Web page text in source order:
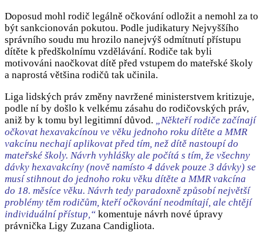
Doposud mohl rodič legálně očkování odložit a nemohl za to
být sankcionován pokutou. Podle judikatury Nejvyššího
správního soudu mu hrozilo nanejvýš odmítnutí přístupu
dítěte k předškolnímu vzdělávání. Rodiče tak byli
motivováni naočkovat dítě před vstupem do mateřské školy
a naprostá většina rodičů tak učinila.
Liga lidských práv změny navržené ministerstvem kritizuje,
podle ní by došlo k velkému zásahu do rodičovských práv,
aniž by k tomu byl legitimní důvod.
„Někteří rodiče začínají
očkovat hexavakcínou ve věku jednoho roku dítěte a MMR
vakcínu nechají aplikovat před tím, než dítě nastoupí do
mateřské školy. Návrh vyhlášky ale počítá s tím, že všechny
dávky hexavakcíny (nově namísto 4 dávek pouze 3 dávky) se
musí stihnout do jednoho roku věku dítěte a MMR vakcína
do 18. měsíce věku. Návrh tedy paradoxně způsobí největší
problémy těm rodičům, kteří očkování neodmítají, ale chtějí
individuální přístup,“ komentuje návrh nové úpravy
právnička Ligy Zuzana Candigliota.